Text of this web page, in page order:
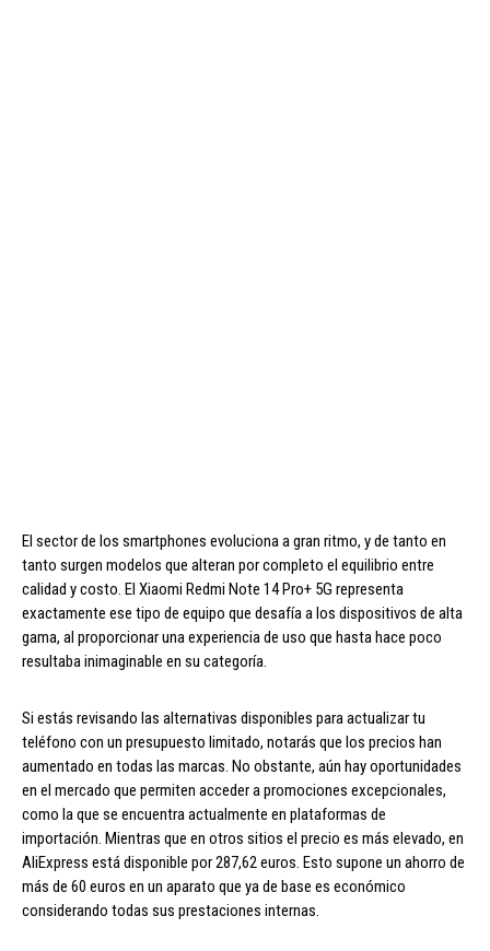
El sector de los smartphones evoluciona a gran ritmo, y de tanto en
tanto surgen modelos que alteran por completo el equilibrio entre
calidad y costo. El Xiaomi Redmi Note 14 Pro+ 5G representa
exactamente ese tipo de equipo que desafía a los dispositivos de alta
gama, al proporcionar una experiencia de uso que hasta hace poco
resultaba inimaginable en su categoría.
Si estás revisando las alternativas disponibles para actualizar tu
teléfono con un presupuesto limitado, notarás que los precios han
aumentado en todas las marcas. No obstante, aún hay oportunidades
en el mercado que permiten acceder a promociones excepcionales,
como la que se encuentra actualmente en plataformas de
importación. Mientras que en otros sitios el precio es más elevado, en
AliExpress está disponible por 287,62 euros. Esto supone un ahorro de
más de 60 euros en un aparato que ya de base es económico
considerando todas sus prestaciones internas.